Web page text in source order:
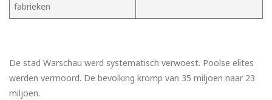
fabrieken
De stad Warschau werd systematisch verwoest. Poolse elites
werden vermoord. De bevolking kromp van 35 miljoen naar 23
miljoen.